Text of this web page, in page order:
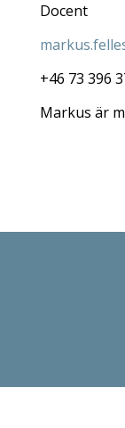
Docent
+46 73 396
Markus är